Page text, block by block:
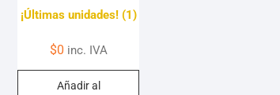
¡Últimas unidades! (1)
$0 inc. IVA
Añadir al